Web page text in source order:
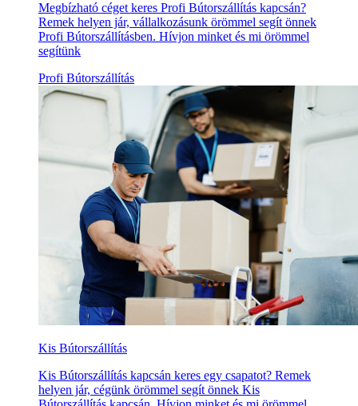
Megbízható céget keres Profi Bútorszállítás kapcsán?
Remek helyen jár, vállalkozásunk örömmel segít önnek
Profi Bútorszállításben. Hívjon minket és mi örömmel
segítünk
Profi Bútorszállítás
Kis Bútorszállítás
Kis Bútorszállítás kapcsán keres egy csapatot? Remek
helyen jár, cégünk örömmel segít önnek Kis